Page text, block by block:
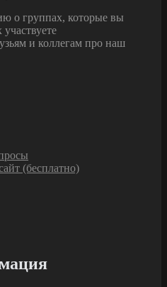
о группах, которые вы
и коллегам про наш
(бесплатно)